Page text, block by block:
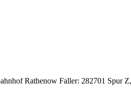
Rathenow Faller: 282701 Spur